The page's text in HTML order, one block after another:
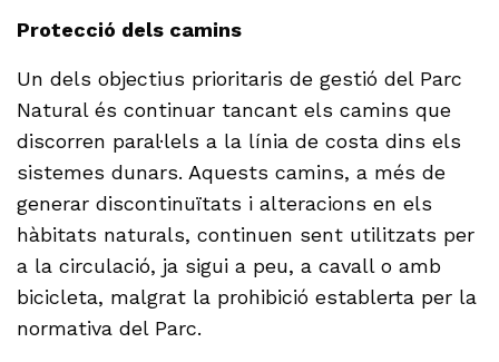
Protecció dels camins
Un dels objectius prioritaris de gestió del Parc
Natural és continuar tancant els camins que
discorren paral·lels a la línia de costa dins els
sistemes dunars. Aquests camins, a més de
generar discontinuïtats i alteracions en els
hàbitats naturals, continuen sent utilitzats per
a la circulació, ja sigui a peu, a cavall o amb
bicicleta, malgrat la prohibició establerta per la
normativa del Parc.